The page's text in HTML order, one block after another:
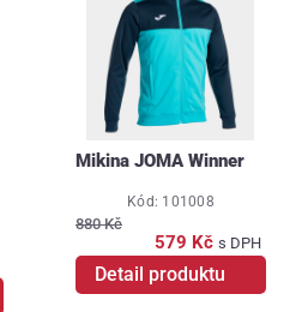
Mikina JOMA Winner
Kód: 101008
880 Kč
579 Kč s DPH
Detail produktu